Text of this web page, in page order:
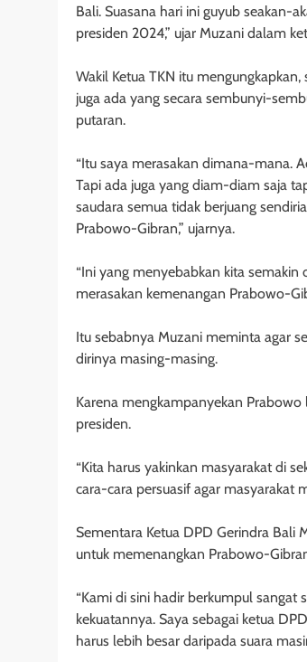
Bali. Suasana hari ini guyub seakan-
presiden 2024,” ujar Muzani dalam
Wakil Ketua TKN itu
juga ada yang secara sembunyi-
putaran.
“Itu saya merasakan dimana-mana.
Tapi ada juga yang diam-diam saja
saudara semua tidak berjuang
Prabowo-Gibran,” ujarnya.
“Ini yang menyebabkan kita
merasakan kemenangan Prabowo-
Itu sebabnya Muzani meminta agar
dirinya masing-masing.
Karena mengkampanyekan
presiden.
“Kita harus yakinkan masyarakat di
cara-cara persuasif agar masyarakat
Sementara Ketua DPD Gerindra Bali
untuk memenangkan Prabowo-
“Kami di sini hadir berkumpul sangat
kekuatannya. Saya sebagai ketua
harus lebih besar daripada suara